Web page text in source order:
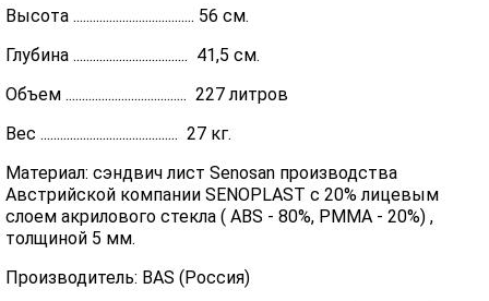
Высота ..................................... 56 см.
Глубина ................................... 41,5 см.
Объем ..................................... 227 литров
Вес .......................................... 27 кг.
Материал: сэндвич лист Senosan производства
Австрийской компании SENOPLAST c 20% лицевым
слоем акрилового стекла ( ABS - 80%, PMMA - 20%) ,
толщиной 5 мм.
Производитель: BAS (Россия)